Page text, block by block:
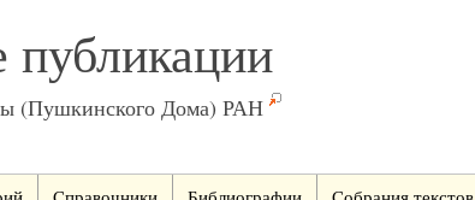
(Пушкинского Дома) РАН